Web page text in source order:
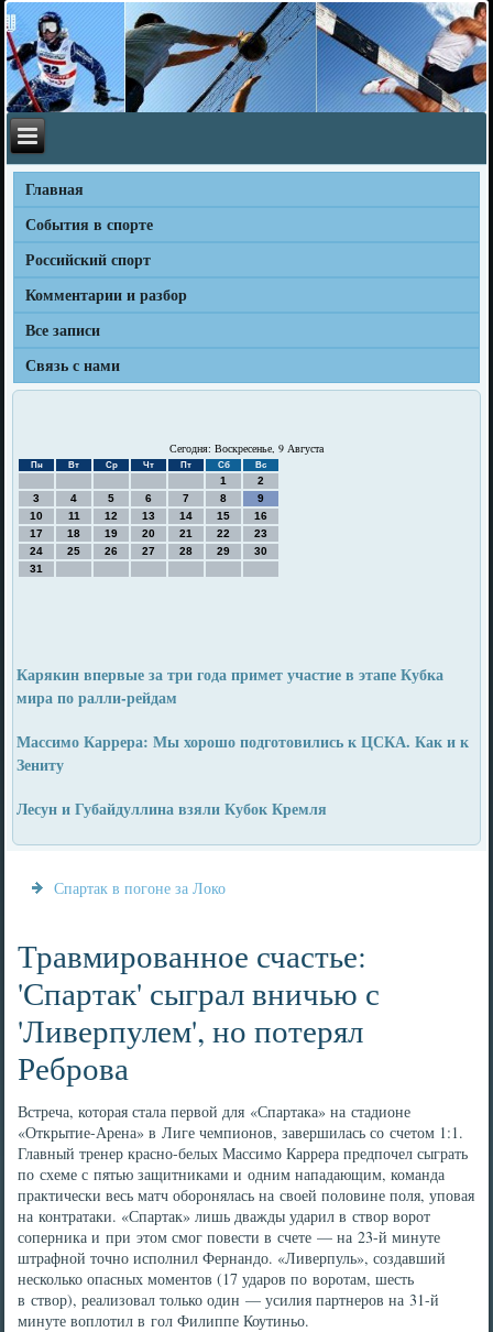
Главная
События в спорте
Российский спорт
Комментарии и разбор
Все записи
Связь с нами
Сегодня: Воскресенье, 9 Августа
Пн Вт Ср Чт Пт Сб Вс
1
2
3
4 5 6 7 8
9
10
11 12 13 14 15
16
17
18 19 20 21 22
23
24
25 26 27 28 29
30
31
Карякин впервые за три года примет участие в этапе Кубка
мира по ралли-рейдам
Массимо Каррера: Мы хорошо подготовились к ЦСКА. Как и к
Зениту
Лесун и Губайдуллина взяли Кубок Кремля
Спартак в погоне за Локо
Травмированное счастье:
'Спартак' сыграл вничью с
'Ливерпулем', но потерял
Реброва
Встреча, которая стала первой для «Спартака» на стадионе
«Открытие-Арена» в Лиге чемпионов, завершилась со счетом 1:1.
Главный тренер красно-белых Массимо Каррера предпочел сыграть
по схеме с пятью защитниками и одним нападающим, команда
практически весь матч оборонялась на своей половине поля, уповая
на контратаки. «Спартак» лишь дважды ударил в створ ворот
соперника и при этом смог повести в счете — на 23-й минуте
штрафной точно исполнил Фернандо. «Ливерпуль», создавший
несколько опасных моментов (17 ударов по воротам, шесть
в створ), реализовал только один — усилия партнеров на 31-й
минуте воплотил в гол Филиппе Коутиньо.